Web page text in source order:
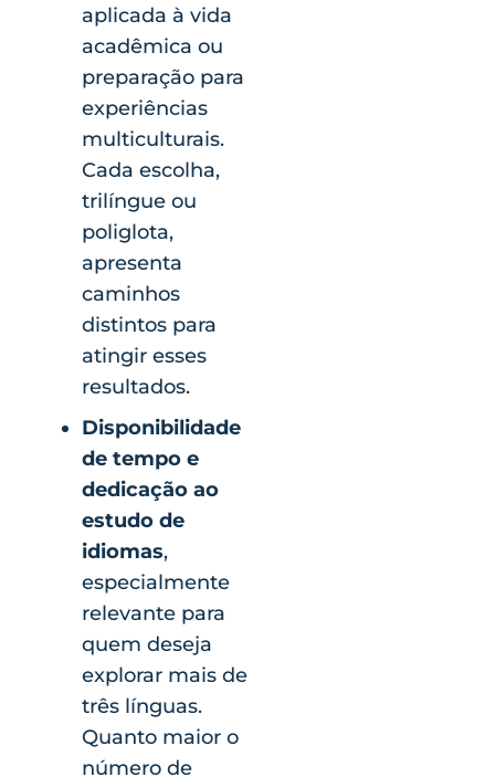
aplicada à vida
acadêmica ou
preparação para
experiências
multiculturais.
Cada escolha,
trilíngue ou
poliglota,
apresenta
caminhos
distintos para
atingir esses
resultados.
Disponibilidade
de tempo e
dedicação ao
estudo de
idiomas,
especialmente
relevante para
quem deseja
explorar mais de
três línguas.
Quanto maior o
número de